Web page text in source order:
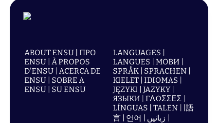
ABOUT ENSU | ПРО
ENSU | À PROPOS
D'ENSU | ACERCA DE
ENSU | SOBRE A
ENSU | SU ENSU
LANGUAGES |
LANGUES | МОВИ |
SPRÅK | SPRACHEN |
KIELET | IDIOMAS |
JĘZYKI | JAZYKY |
ЯЗЫКИ | ΓΛΩΣΣΕΣ |
LÍNGUAS | TALEN | |語
言 | 언어 | زبانیں |